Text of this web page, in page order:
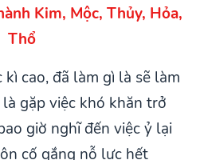
Kim, Mộc, Thủy, Hỏa,
Thổ
cao, đã làm gì là sẽ làm
gặp việc khó khăn trở
giờ nghĩ đến việc ỷ lại
cố gắng nỗ lực hết